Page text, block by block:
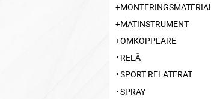
MONTERINGSMATERIAL
MÄTINSTRUMENT
OMKOPPLARE
RELÄ
SPORT RELATERAT
SPRAY